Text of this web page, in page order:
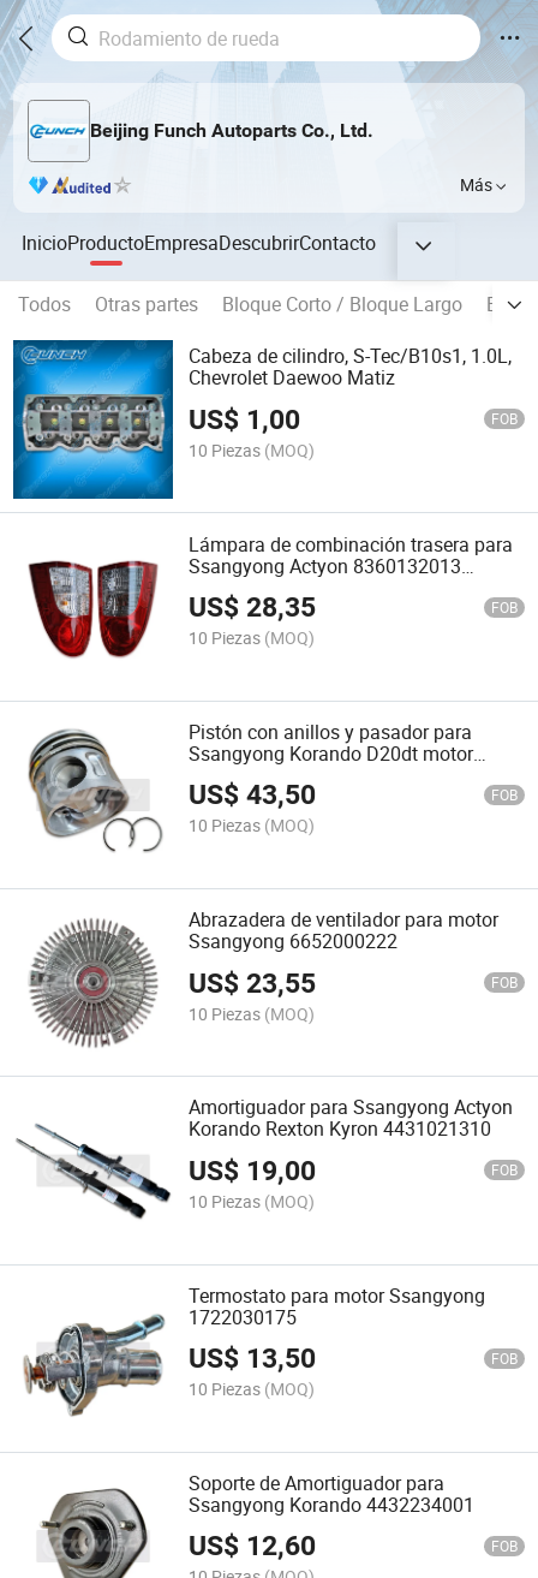
Beijing Funch Autoparts Co., Ltd.
Más
InicioProductoEmpresaDescubrirContacto
Todos Otras partes Bloque Corto / Bloque Largo
Cabeza de cilindro, S-Tec/B10s1, 1.0L,
Chevrolet Daewoo Matiz
US$ 1,00 FOB
10 Piezas (MOQ)
Lámpara de combinación trasera para
Ssangyong Actyon 8360132013
8360232023
US$28,35 FOB
10 Piezas (MOQ)
Pistón con anillos y pasador para
Ssangyong Korando D20dt motor
6710301317 6710301417 6710301517
6710301617
US$43,50 FOB
10 Piezas (MOQ)
Abrazadera de ventilador para motor
Ssangyong 6652000222
US$23,55 FOB
10 Piezas (MOQ)
Amortiguador para Ssangyong Actyon
Korando Rexton Kyron 4431021310
US$ 19,00 FOB
10 Piezas (MOQ)
Termostato para motor Ssangyong
1722030175
US$ 13,50 FOB
10 Piezas (MOQ)
Soporte de Amortiguador para
Ssangyong Korando 4432234001
US$ 12,60 FOB